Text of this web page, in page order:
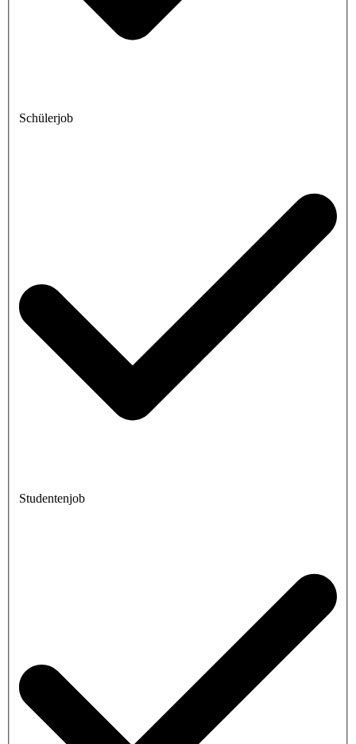
Schülerjob
Studentenjob